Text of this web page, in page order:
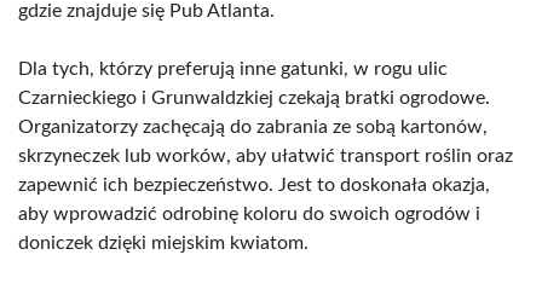
gdzie znajduje się Pub Atlanta.
Dla tych, którzy preferują inne gatunki, w rogu ulic
Czarnieckiego i Grunwaldzkiej czekają bratki ogrodowe.
Organizatorzy zachęcają do zabrania ze sobą kartonów,
skrzyneczek lub worków, aby ułatwić transport roślin oraz
zapewnić ich bezpieczeństwo. Jest to doskonała okazja,
aby wprowadzić odrobinę koloru do swoich ogrodów i
doniczek dzięki miejskim kwiatom.